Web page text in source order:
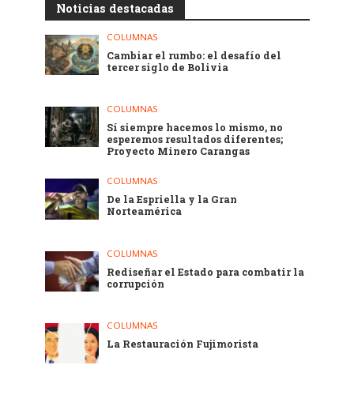
Noticias destacadas
COLUMNAS
Cambiar el rumbo: el desafío del
tercer siglo de Bolivia
COLUMNAS
Sí siempre hacemos lo mismo, no
esperemos resultados diferentes;
Proyecto Minero Carangas
COLUMNAS
De la Espriella y la Gran
Norteamérica
COLUMNAS
Rediseñar el Estado para combatir la
corrupción
COLUMNAS
La Restauración Fujimorista